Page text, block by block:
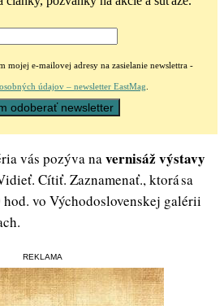
mojej e-mailovej adresy na zasielanie newslettra -
údajov – newsletter EastMag
vás pozýva navernisáž výstavy
Cítiť. Zaznamenať., ktorá sa
vo Východoslovenskej galérii
REKLAMA